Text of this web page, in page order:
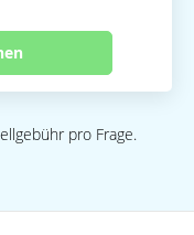
pro Frage.